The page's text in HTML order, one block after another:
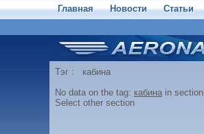
Главная Новости Статьи
Тэг : кабина
No data on the tag: кабина in section
Select other section